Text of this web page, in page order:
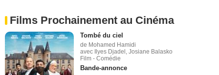
Films Prochainement au Cinéma
Tombé du ciel
de Mohamed Hamidi
avec Ilyes Djadel, Josiane Balasko
Film - Comédie
Bande-annonce